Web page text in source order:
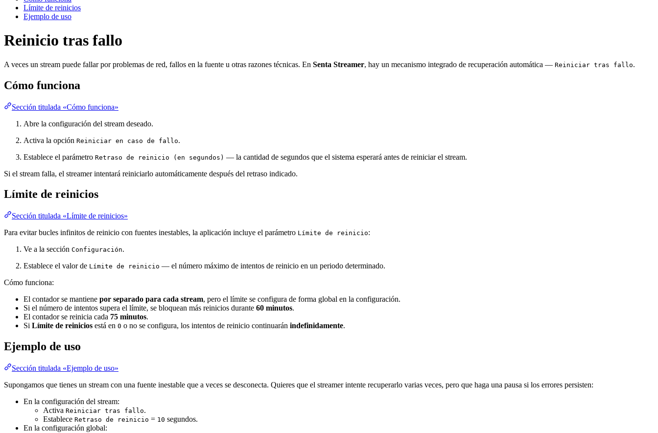
Límite de reinicios
Ejemplo de uso
Reinicio tras fallo
A veces un stream puede fallar por problemas de red, fallos en la fuente u otras razones técnicas. En Senta Streamer, hay un mecanismo integrado de recuperación automática — Reiniciar tras fallo.
Cómo funciona
Sección titulada «Cómo funciona»
Abre la configuración del stream deseado.
Activa la opción Reiniciar en caso de fallo.
Establece el parámetro Retraso de reinicio (en segundos) — la cantidad de segundos que el sistema esperará antes de reiniciar el stream.
Si el stream falla, el streamer intentará reiniciarlo automáticamente después del retraso indicado.
Límite de reinicios
Sección titulada «Límite de reinicios»
Para evitar bucles infinitos de reinicio con fuentes inestables, la aplicación incluye el parámetro Límite de reinicio:
Ve a la sección Configuración.
Establece el valor de Límite de reinicio — el número máximo de intentos de reinicio en un periodo determinado.
Cómo funciona:
El contador se mantiene por separado para cada stream, pero el límite se configura de forma global en la configuración.
Si el número de intentos supera el límite, se bloquean más reinicios durante 60 minutos.
El contador se reinicia cada 75 minutos.
Si Límite de reinicios está en 0 o no se configura, los intentos de reinicio continuarán indefinidamente.
Ejemplo de uso
Sección titulada «Ejemplo de uso»
Supongamos que tienes un stream con una fuente inestable que a veces se desconecta. Quieres que el streamer intente recuperarlo varias veces, pero que haga una pausa si los errores persisten:
En la configuración del stream:
Activa Reiniciar tras fallo.
Establece Retraso de reinicio = 10 segundos.
En la configuración global: